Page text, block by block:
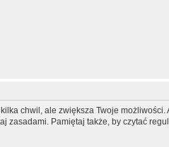
chwil, ale zwiększa Twoje
zasadami. Pamiętaj także, by czytać